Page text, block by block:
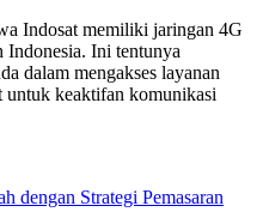
Indosat memiliki jaringan 4G
Indonesia. Ini tentunya
dalam mengakses layanan
untuk keaktifan komunikasi
dengan Strategi Pemasaran